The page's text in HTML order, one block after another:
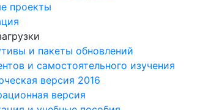
проекты
и пакеты обновлений
и самостоятельного изучения
версия 2016
версия